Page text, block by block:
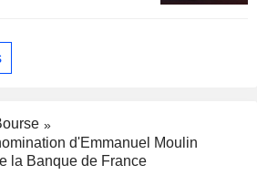
d'Emmanuel Moulin
la Banque de France